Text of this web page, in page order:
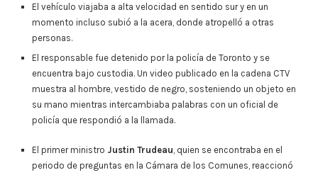
El vehículo viajaba a alta velocidad en sentido sur y en un
momento incluso subió a la acera, donde atropelló a otras
personas.
El responsable fue detenido por la policía de Toronto y se
encuentra bajo custodia. Un video publicado en la cadena CTV
muestra al hombre, vestido de negro, sosteniendo un objeto en
su mano mientras intercambiaba palabras con un oficial de
policía que respondió a la llamada.
El primer ministro Justin Trudeau, quien se encontraba en el
periodo de preguntas en la Cámara de los Comunes, reaccionó